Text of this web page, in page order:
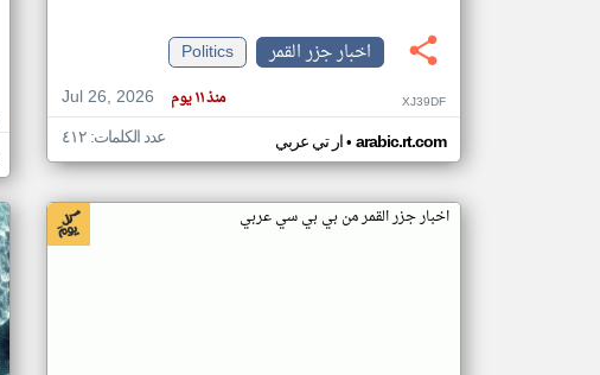
اخبار جزر القمر
Politics
Jul 26, 2026
منذ ١١ يوم XJ39DF
ار تي عربي• arabic.rt.com عدد الكلمات: ٤١٢
اخبار جزر القمر من بي بي سي عربي